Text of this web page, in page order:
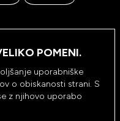
na poslana
hranimo
v
POMENI.
uporabniške
o obiskanosti strani. S
z njihovo uporabo